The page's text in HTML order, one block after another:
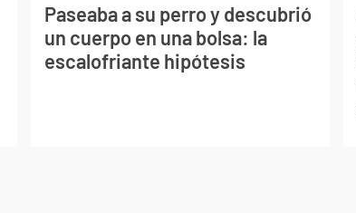
Paseaba a su perro y descubrió
un cuerpo en una bolsa: la
escalofriante hipótesis